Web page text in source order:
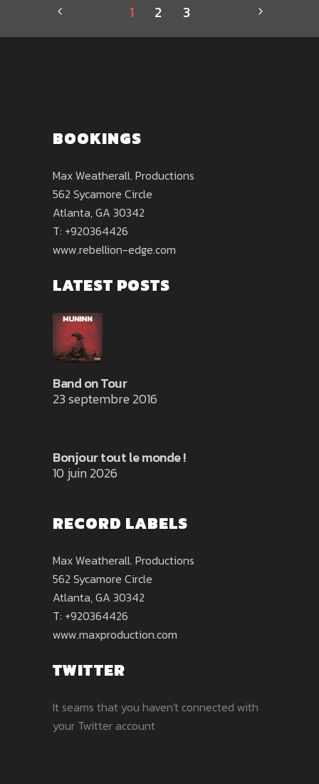
1 2 3
BOOKINGS
Max Weatherall. Productions
562 Sycamore Circle
Atlanta, GA 30342
T: +920364426
www.rebellion-edge.com
LATEST POSTS
Band on Tour
23 septembre 2016
Bonjour tout le monde !
10 juin 2026
RECORD LABELS
Max Weatherall. Productions
562 Sycamore Circle
Atlanta, GA 30342
T: +920364426
www.maxproduction.com
TWITTER
It seams that you haven't connected with
your Twitter account